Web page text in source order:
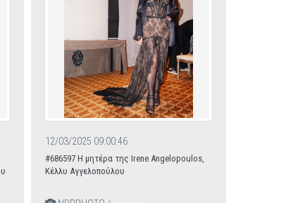
12/03/2025 09:00:46
#686597 Η μητέρα της Ιrene Angelopoulos,
Κέλλυ Αγγελοπούλου